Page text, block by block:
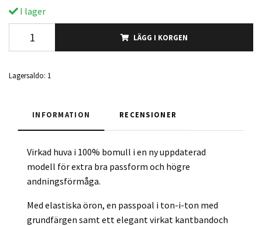
I lager
LÄGG I KORGEN
Lagersaldo: 1
INFORMATION RECENSIONER
Virkad huva i 100% bomull i en ny uppdaterad
modell för extra bra passform och högre
andningsförmåga.
Med elastiska öron, en passpoal i ton-i-ton med
grundfärgen samt ett elegant virkat kantbandoch